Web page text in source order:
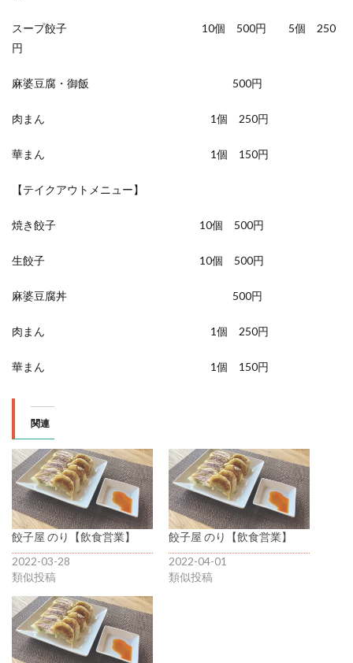
スープ餃子 10個 500円 5個 250
円
麻婆豆腐・御飯 500円
肉まん 1個 250円
華まん 1個 150円
【テイクアウトメニュー】
焼き餃子 10個 500円
生餃子 10個 500円
麻婆豆腐丼 500円
肉まん 1個 250円
華まん 1個 150円
関連
餃子屋 のり【飲食営業】
2022-03-28
類似投稿
餃子屋 のり【飲食営業】
2022-04-01
類似投稿